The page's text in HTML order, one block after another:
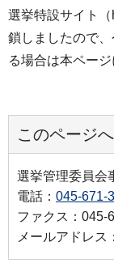
選挙特設サイト
鎖しましたので
る場合は本ペー
このページ
選挙管理委員会
電話： 045-671-
ファクス：045-
メールアドレス：